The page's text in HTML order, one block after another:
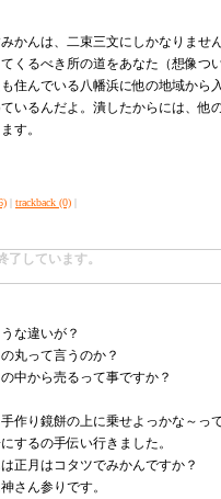
かんは、二束三文にしかなりませ
くるべき所の道をあなた（想像つ
住んでいる八幡浜に他の地域から
いるんだよ。潰したからには、他
す。
| trackback (0) |
しています。
な違いが？
丸って言うのか？
中から売るって事ですか？
作り鏡餅の上に乗せよっかな～っ
するの手伝い行きました。
正月はコタツでみかんですか？
さん参りです。